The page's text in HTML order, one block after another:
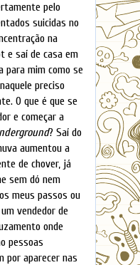
pelo
suicidas no
na
e saí de casa em
para mim como se
preciso
O que é que se
e começar a
? Saí do
aumentou a
de chover, já
sem dó nem
meus passos ou
vendedor de
onde
pessoas
por aparecer nas